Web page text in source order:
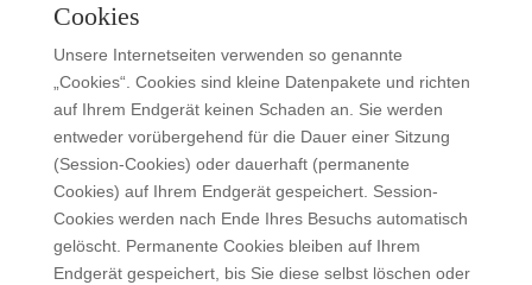
Cookies
Unsere Internetseiten verwenden so genannte
„Cookies“. Cookies sind kleine Datenpakete und richten
auf Ihrem Endgerät keinen Schaden an. Sie werden
entweder vorübergehend für die Dauer einer Sitzung
(Session-Cookies) oder dauerhaft (permanente
Cookies) auf Ihrem Endgerät gespeichert. Session-
Cookies werden nach Ende Ihres Besuchs automatisch
gelöscht. Permanente Cookies bleiben auf Ihrem
Endgerät gespeichert, bis Sie diese selbst löschen oder